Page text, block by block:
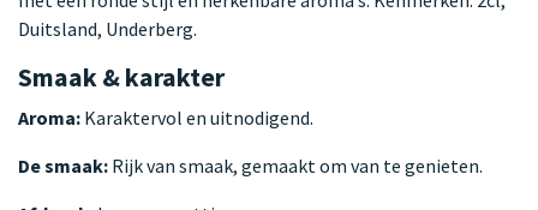
Duitsland, Underberg.
Smaak & karakter
Aroma: Karaktervol en uitnodigend.
De smaak: Rijk van smaak, gemaakt om van te genieten.